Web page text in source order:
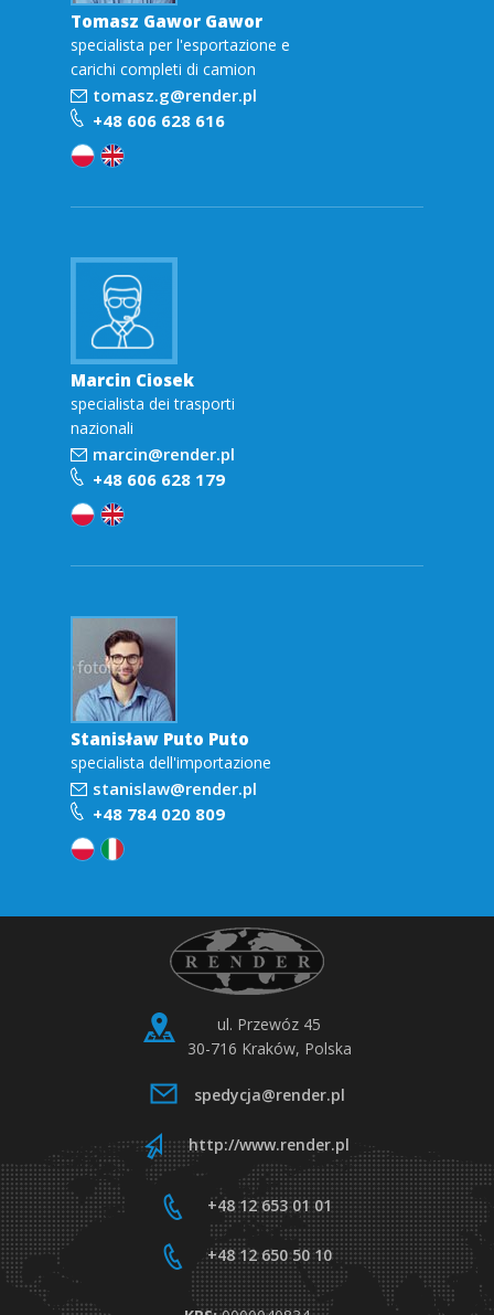
Tomasz Gawor Gawor
specialista per l'esportazione e
carichi completi di camion
tomasz.g@render.pl
+48 606 628 616
Marcin Ciosek
specialista dei trasporti
nazionali
marcin@render.pl
+48 606 628 179
Stanisław Puto Puto
specialista dell'importazione
stanislaw@render.pl
+48 784 020 809
ul. Przewóz 45
30-716 Kraków, Polska
spedycja@render.pl
http://www.render.pl
+48 12 653 01 01
+48 12 650 50 10